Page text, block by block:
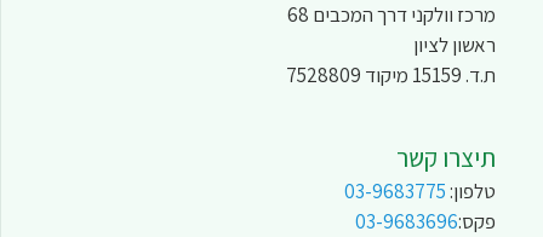
מרכז וולקני דרך המכבים 68
ראשון לציון
ת.ד. 15159 מיקוד 7528809
תיצרו קשר
טלפון:03-9683775
פקס:03-9683696